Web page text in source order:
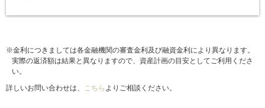
※金利につきましては各金融機関の審査金利及び融資金利により異なります。
実際の返済額は結果と異なりますので、資産計画の目安としてご利用くださ
い。
詳しいお問い合わせは、 こちら よりご相談ください。